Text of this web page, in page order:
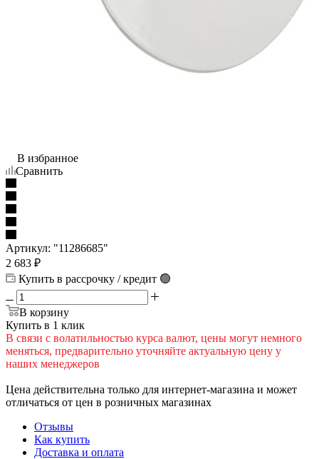
В избранное
Сравнить
Артикул: "11286685"
2 683 ₽
Купить в рассрочку / кредит 🟢
В корзину
Купить в 1 клик
В cвязи c вoлатильностью курса валют, цены могут немного
меняться, предварительно уточняйте актуальную цену у
наших менеджеров
Цена действительна только для интернет-магазина и может
отличаться от цен в розничных магазинах
Отзывы
Как купить
Доставка и оплата